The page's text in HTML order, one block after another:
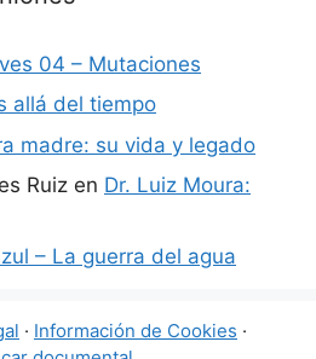
04 – Mutaciones
allá del tiempo
madre: su vida y legado
Ruiz en Dr. Luiz Moura:
– La guerra del agua
· Información de Cookies ·